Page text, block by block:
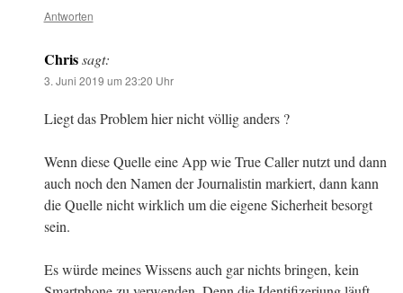
Antworten
Chris sagt:
3. Juni 2019 um 23:20 Uhr
Liegt das Problem hier nicht völlig anders ?
Wenn diese Quelle eine App wie True Caller nutzt und dann
auch noch den Namen der Journalistin markiert, dann kann
die Quelle nicht wirklich um die eigene Sicherheit besorgt
sein.
Es würde meines Wissens auch gar nichts bringen, kein